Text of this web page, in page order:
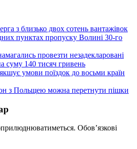
з близько двох сотень вантажівок
пунктах пропуску Волині 30-го
провезти незадекларовані
суму 140 тисяч гривень
умови поїздок до восьми країн
з Польщею можна перетнути пішки
Обов’язкові